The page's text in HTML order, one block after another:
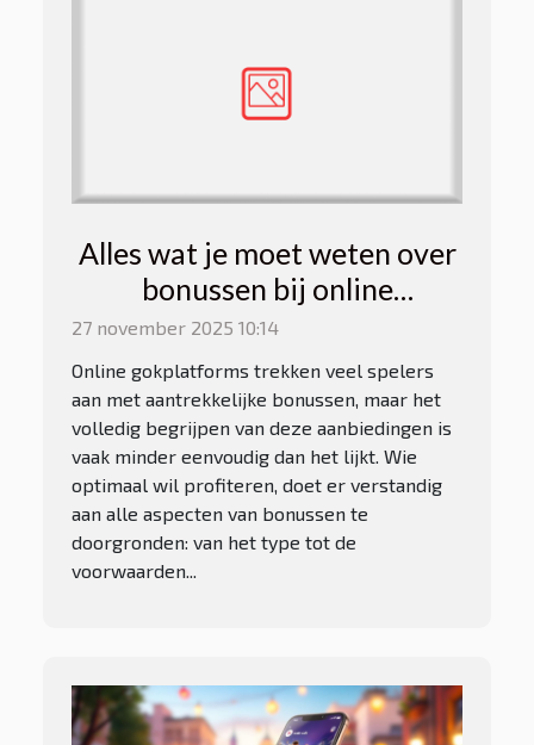
Alles wat je moet weten over
bonussen bij online
gokplatforms
27 november 2025 10:14
Online gokplatforms trekken veel spelers
aan met aantrekkelijke bonussen, maar het
volledig begrijpen van deze aanbiedingen is
vaak minder eenvoudig dan het lijkt. Wie
optimaal wil profiteren, doet er verstandig
aan alle aspecten van bonussen te
doorgronden: van het type tot de
voorwaarden...